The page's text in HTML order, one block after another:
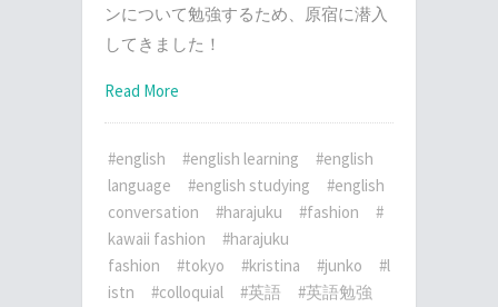
ンについて勉強するため、原宿に潜入
してきました！
Read More
#english #english learning
#english
language
#english studying
#english
conversation
#harajuku #fashion
#
kawaii fashion
#harajuku
fashion
#tokyo #kristina #junko
#l
istn
#colloquial #英語
#英語勉強